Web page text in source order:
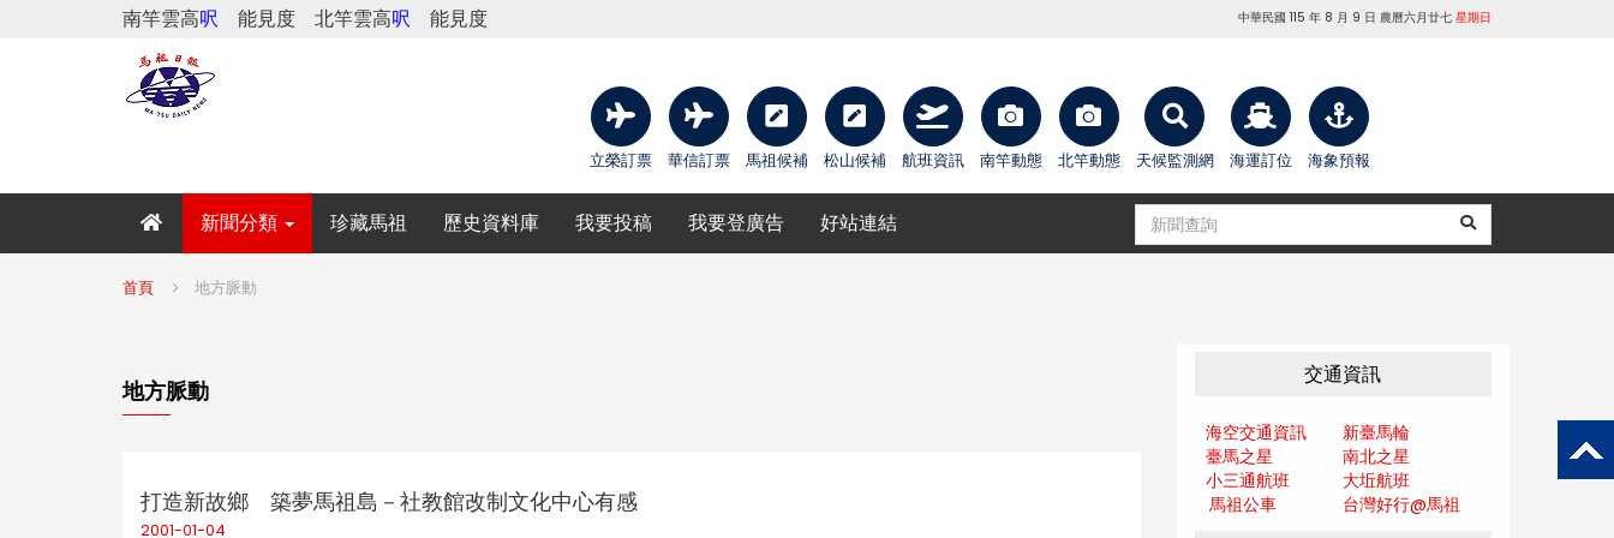
南竿雲高呎 能見度 北竿雲高呎 能見度 中華民國 115 年 8 月 9 日 農曆六月廿七 星期日
立榮訂票 華信訂票 馬祖候補 松山候補 航班資訊 南竿動態 北竿動態 天候監測網 海運訂位 海象預報
新聞分類 珍藏馬祖 歷史資料庫 我要投稿 我要登廣告 好站連結
首頁 地方脈動
地方脈動
打造新故鄉 築夢馬祖島－社教館改制文化中心有感
2001-01-04
交通資訊
海空交通資訊
新臺馬輪
臺馬之星
南北之星
小三通航班
大坵航班
馬祖公車
台灣好行@馬祖